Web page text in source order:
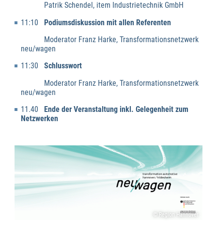
Patrik Schendel, item Industrietechnik GmbH
11:10 Podiumsdiskussion mit allen Referenten
Moderator Franz Harke, Transformationsnetzwerk
neu/wagen
11:30Schlusswort
Moderator Franz Harke, Transformationsnetzwerk
neu/wagen
11.40 Ende der Veranstaltung inkl. Gelegenheit zum
Netzwerken
© Region Hannover